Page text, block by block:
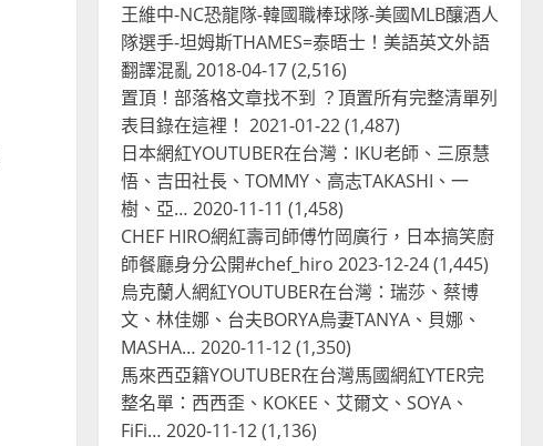
王維中-NC恐龍隊-韓國職棒球隊-美國MLB釀酒人
隊選手-坦姆斯THAMES=泰晤士！美語英文外語
翻譯混亂2018-04-17(2,516)
置頂！部落格文章找不到 ？頂置所有完整清單列
表目錄在這裡！ 2021-01-22(1,487)
日本網紅YOUTUBER在台灣：IKU老師、三原慧
悟、吉田社長、TOMMY、高志TAKASHI、一
樹、亞… 2020-11-11 (1,458)
CHEF HIRO網紅壽司師傅竹岡廣行，日本搞笑廚
師餐廳身分公開#chef_hiro 2023-12-24(1,445)
烏克蘭人網紅YOUTUBER在台灣：瑞莎、蔡博
文、林佳娜、台夫BORYA烏妻TANYA、貝娜、
MASHA… 2020-11-12(1,350)
馬來西亞籍YOUTUBER在台灣馬國網紅YTER完
整名單：西西歪、KOKEE、艾爾文、SOYA、
FiFi… 2020-11-12(1,136)